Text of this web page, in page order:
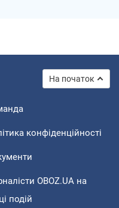
На початок
конфіденційності
OBOZ.UA на
подій